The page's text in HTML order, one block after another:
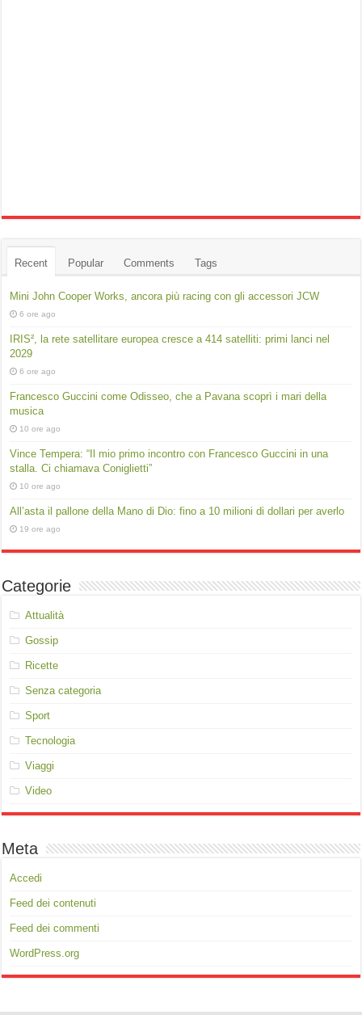
Recent Popular Comments Tags
Mini John Cooper Works, ancora più racing con gli accessori JCW
6 ore ago
IRIS², la rete satellitare europea cresce a 414 satelliti: primi lanci nel
2029
6 ore ago
Francesco Guccini come Odisseo, che a Pavana scoprì i mari della
musica
10 ore ago
Vince Tempera: “Il mio primo incontro con Francesco Guccini in una
stalla. Ci chiamava Coniglietti”
10 ore ago
All’asta il pallone della Mano di Dio: fino a 10 milioni di dollari per averlo
19 ore ago
Categorie
Attualità
Gossip
Ricette
Senza categoria
Sport
Tecnologia
Viaggi
Video
Meta
Accedi
Feed dei contenuti
Feed dei commenti
WordPress.org